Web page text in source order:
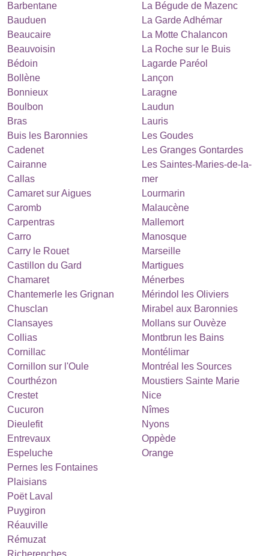
Barbentane
Bauduen
Beaucaire
Beauvoisin
Bédoin
Bollène
Bonnieux
Boulbon
Bras
Buis les Baronnies
Cadenet
Cairanne
Callas
Camaret sur Aigues
Caromb
Carpentras
Carro
Carry le Rouet
Castillon du Gard
Chamaret
Chantemerle les Grignan
Chusclan
Clansayes
Collias
Cornillac
Cornillon sur l'Oule
Courthézon
Crestet
Cucuron
Dieulefit
Entrevaux
Espeluche
La Bégude de Mazenc
La Garde Adhémar
La Motte Chalancon
La Roche sur le Buis
Lagarde Paréol
Lançon
Laragne
Laudun
Lauris
Les Goudes
Les Granges Gontardes
Les Saintes-Maries-de-la-
mer
Lourmarin
Malaucène
Mallemort
Manosque
Marseille
Martigues
Ménerbes
Mérindol les Oliviers
Mirabel aux Baronnies
Mollans sur Ouvèze
Montbrun les Bains
Montélimar
Montréal les Sources
Moustiers Sainte Marie
Nice
Nîmes
Nyons
Oppède
Orange
Pernes les Fontaines
Plaisians
Poët Laval
Puygiron
Réauville
Rémuzat
Richerenches